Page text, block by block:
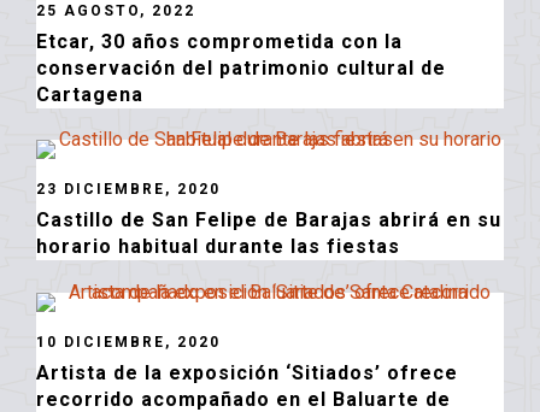
25 AGOSTO, 2022
Etcar, 30 años comprometida con la
conservación del patrimonio cultural de
Cartagena
23 DICIEMBRE, 2020
Castillo de San Felipe de Barajas abrirá en su
horario habitual durante las fiestas
10 DICIEMBRE, 2020
Artista de la exposición ‘Sitiados’ ofrece
recorrido acompañado en el Baluarte de